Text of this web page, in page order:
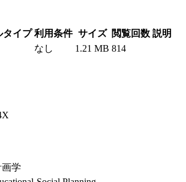
タイプ 利用条件 サイズ 閲覧回数 説明
なし 1.21 MB 814
学